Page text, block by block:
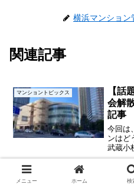
横浜マンション
関連記事
マンショントピックス
【話
会解
記事
今回は
ンはど
武蔵小
務に－
格、
各記
解説入
マンショントピックス
【記
メニュー ホーム 検